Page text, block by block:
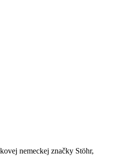
nemeckej značky Stöhr,